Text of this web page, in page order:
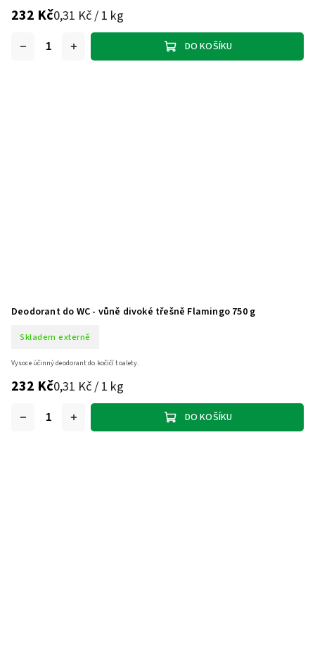
232 Kč0,31 Kč / 1 kg
DO KOŠÍKU
Deodorant do WC - vůně divoké třešně Flamingo 750 g
Skladem externě
232 Kč0,31 Kč / 1 kg
DO KOŠÍKU
Vysoce účinný deodorant do kočičí toalety.